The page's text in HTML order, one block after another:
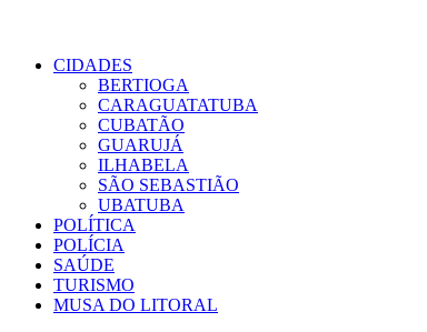
CIDADES
BERTIOGA
CARAGUATATUBA
CUBATÃO
GUARUJÁ
ILHABELA
SÃO SEBASTIÃO
UBATUBA
POLÍTICA
POLÍCIA
SAÚDE
TURISMO
MUSA DO LITORAL